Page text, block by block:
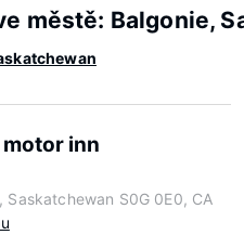
městě: Balgonie,
inn
Saskatchewan S0G 0E0, CA